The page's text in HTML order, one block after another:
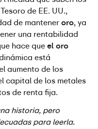
de EE. UU.,
de mantener oro, ya
una rentabilidad
hace que el oro
está
aumento de los
capital de los metales
de renta fija.
historia, pero
para leerla.